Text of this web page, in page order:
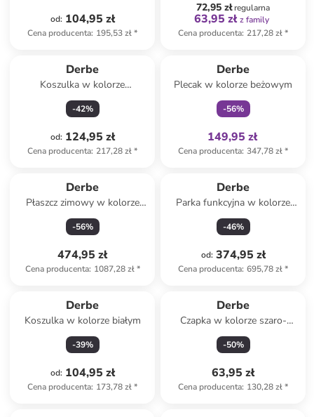
od: 104,95 zł
Cena producenta: 195,53 zł*
72,95 złregularna
63,95 zł z family
Cena producenta: 217,28 zł*
Derbe
Koszulka w kolorze
granatowym
-42%
od: 124,95 zł
Cena producenta: 217,28 zł*
Derbe
Plecak w kolorze beżowym
-56%
149,95 zł
Cena producenta: 347,78 zł*
Derbe
Płaszcz zimowy w kolorze
czarnym
-56%
474,95 zł
Cena producenta: 1087,28 zł*
Derbe
Parka funkcyjna w kolorze
zielonym
-46%
od: 374,95 zł
Cena producenta: 695,78 zł*
Derbe
Koszulka w kolorze białym
-39%
od: 104,95 zł
Cena producenta: 173,78 zł*
Derbe
Czapka w kolorze szaro-
oliwkowym
-50%
63,95 zł
Cena producenta: 130,28 zł*